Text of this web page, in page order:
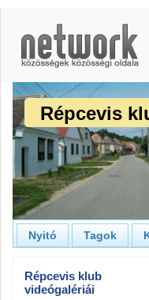
Répcevis
Nyitó Tagok
Répcevis klub
videógalériái